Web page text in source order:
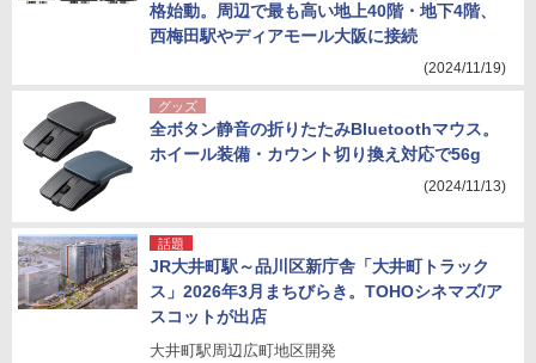
格始動。周辺で最も高い地上40階・地下4階、
西梅田駅やディアモール大阪に接続
(2024/11/19)
グッズ
全ボタン静音の折りたたみBluetoothマウス。
ホイール装備・カウント切り換え対応で56g
(2024/11/13)
話題
JR大井町駅～品川区新庁舎「大井町トラック
ス」2026年3月まちびらき。TOHOシネマズ/ア
スコットが出店
大井町駅周辺広町地区開発